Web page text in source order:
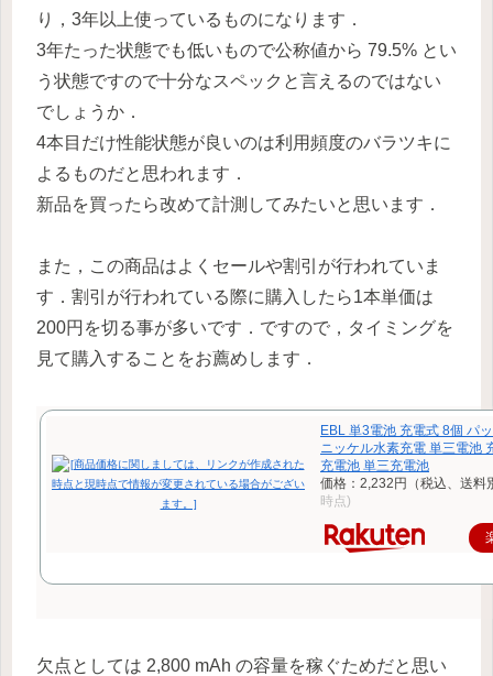
り，3年以上使っているものになります．
3年たった状態でも低いもので公称値から 79.5% とい
う状態ですので十分なスペックと言えるのではない
でしょうか．
4本目だけ性能状態が良いのは利用頻度のバラツキに
よるものだと思われます．
新品を買ったら改めて計測してみたいと思います．
また，この商品はよくセールや割引が行われていま
す．割引が行われている際に購入したら1本単価は
200円を切る事が多いです．ですので，タイミングを
見て購入することをお薦めします．
EBL 単3電池 充電式 8個 パ
ニッケル水素充電 単三電池
充電池 単三充電池
価格：2,232円（税込、送料
時点)
欠点としては 2,800 mAh の容量を稼ぐためだと思い